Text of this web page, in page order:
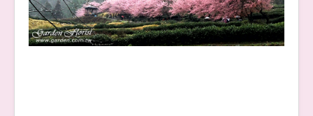
付款方式
運費計算
最新作品
產品目錄